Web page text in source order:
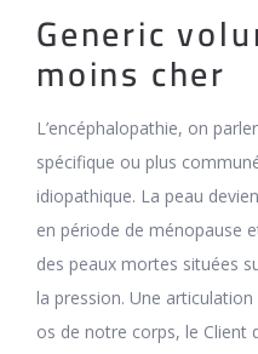
Generic
moins cher
L’encéphalopathie, on
spécifique ou plus
idiopathique. La peau
en période de ménopause
des peaux mortes situées
la pression. Une
os de notre corps, le Client